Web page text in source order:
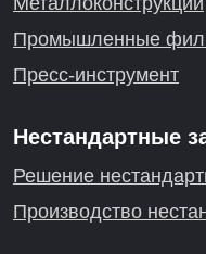
Промышленные
Пресс-инструмент
Нестандартные
Решение
Производство